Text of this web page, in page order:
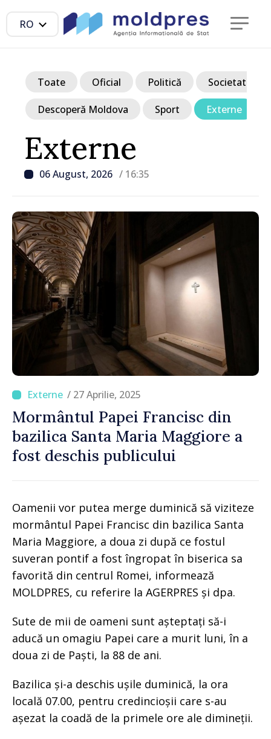
RO
Externe
06 August, 2026 / 16:35
Toate Oficial Politică Societate
Descoperă Moldova Sport Externe
/ 27 Aprilie, 2025
Mormântul Papei Francisc din
bazilica Santa Maria Maggiore a
fost deschis publicului
Oamenii vor putea merge duminică să viziteze
mormântul Papei Francisc din bazilica Santa
Maria Maggiore, a doua zi după ce fostul
suveran pontif a fost îngropat în biserica sa
favorită din centrul Romei, informează
MOLDPRES, cu referire la AGERPRES și dpa.
Sute de mii de oameni sunt așteptați să-i
aducă un omagiu Papei care a murit luni, în a
doua zi de Paști, la 88 de ani.
Bazilica și-a deschis ușile duminică, la ora
locală 07.00, pentru credincioșii care s-au
așezat la coadă de la primele ore ale dimineții.